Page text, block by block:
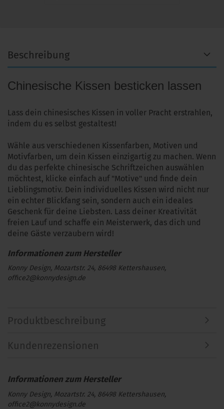
Beschreibung
Chinesische Kissen besticken lassen
Lass dein chinesisches Kissen in voller Pracht erstrahlen,
indem du es selbst gestaltest!
Wähle aus verschiedenen Kissenfarben, Motiven und
Motivfarben, um dein Kissen einzigartig zu machen. Wenn
du das perfekte chinesische Schriftzeichen auswählen
möchtest, klicke einfach auf "Motive" und finde dein
Lieblingsmotiv. Dein individuelles Kissen wird nicht nur
ein echter Blickfang sein, sondern auch ein ideales
Geschenk für deine Liebsten. Lass deiner Kreativität
freien Lauf und schaffe ein Meisterwerk, das dich und
deine Gäste verzaubern wird!
Konny Design, Mozartstr. 24, 86498 Kettershausen,
office2@konnydesign.de
Produktbeschreibung
Kundenrezensionen
Konny Design, Mozartstr. 24, 86498 Kettershausen,
office2@konnydesign.de